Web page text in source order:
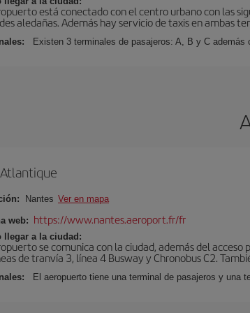
está conectado con el centro urbano con las
aledañas. Además hay servicio de taxis en ambas
Existen 3 terminales de pasajeros: A, B y C además
Nantes Ver en mapa
web: https://www.nantes.aeroport.fr/fr
llegar a la ciudad:
se comunica con la ciudad, además del
de tranvía 3, línea 4 Busway y Chronobus C2.
El aeropuerto tiene una terminal de pasajeros y una